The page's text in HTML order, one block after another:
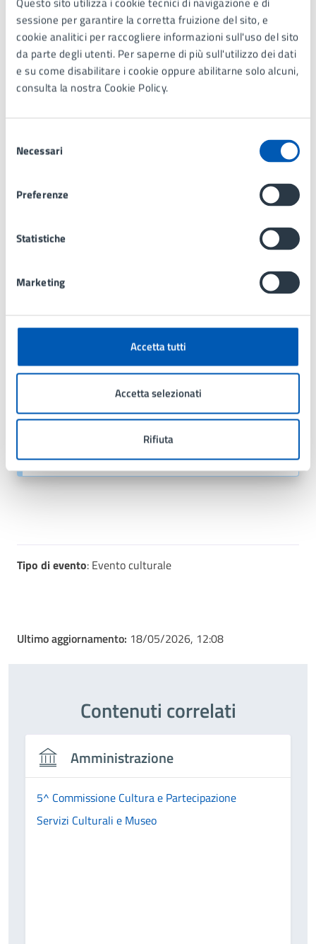
sessione per garantire la corretta fruizione del sito, e
cookie analitici per raccogliere informazioni sull'uso del sito
da parte degli utenti. Per saperne di più sull'utilizzo dei dati
e su come disabilitare i cookie oppure abilitarne solo alcuni,
consulta la nostra Cookie Policy.
delNecessari
Preferenze
Statistiche
Marketing
Accetta tutti
Accetta selezionati
Rifiuta
strumento di apertura agli altri e di dialogo tra
diverse visioni e scritture del mondo.
Gli incontri hanno cadenza mensile, martedì dalle
17.00 alle 18.30 circa.
Gruppo di Lettura BrianzaBiblioteche Lissone
Contatti
Biblioteca Civica
Telefono:
E-mail:
https://www.brianzabiblioteche.it/library/lissone/
Con il supporto di:
Biblioteca Civica
Piazza IV Novembre 2, Lissone (MB),
20851
Tipo di evento: Evento culturale
Ultimo aggiornamento: 18/05/2026, 12:08
Contenuti correlati
Amministrazione
5^ Commissione Cultura e Partecipazione
Servizi Culturali e Museo